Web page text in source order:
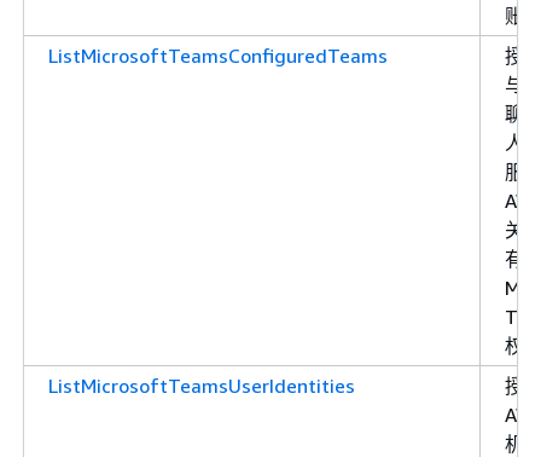
账
ListMicrosoftTeamsConfiguredTeams
授
与
聊
人
服
关
有
权
ListMicrosoftTeamsUserIdentities
授
机